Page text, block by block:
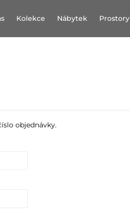
Kolekce Nábytek Prostory
objednávky.